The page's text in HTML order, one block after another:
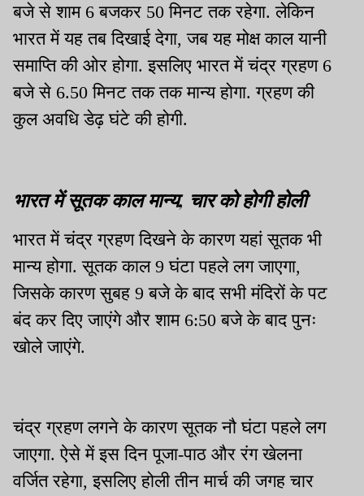
बजे से शाम 6 बजकर 50 मिनट तक रहेगा. लेकिन
भारत में यह तब दिखाई देगा, जब यह मोक्ष काल यानी
समाप्ति की ओर होगा. इसलिए भारत में चंद्र ग्रहण 6
बजे से 6.50 मिनट तक तक मान्य होगा. ग्रहण की
कुल अवधि डेढ़ घंटे की होगी.
भारत में सूतक काल मान्य, चार को होगी होली
भारत में चंद्र ग्रहण दिखने के कारण यहां सूतक भी
मान्य होगा. सूतक काल 9 घंटा पहले लग जाएगा,
जिसके कारण सुबह 9 बजे के बाद सभी मंदिरों के पट
बंद कर दिए जाएंगे और शाम 6:50 बजे के बाद पुनः
खोले जाएंगे.
चंद्र ग्रहण लगने के कारण सूतक नौ घंटा पहले लग
जाएगा. ऐसे में इस दिन पूजा-पाठ और रंग खेलना
वर्जित रहेगा, इसलिए होली तीन मार्च की जगह चार